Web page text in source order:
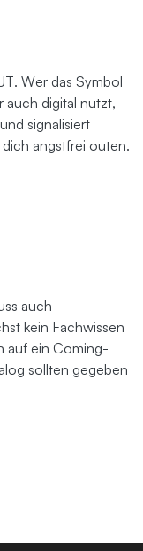
Wer das Symbol
auch digital nutzt,
signalisiert
angstfrei outen.
auch
kein Fachwissen
auf ein Coming-
sollten gegeben